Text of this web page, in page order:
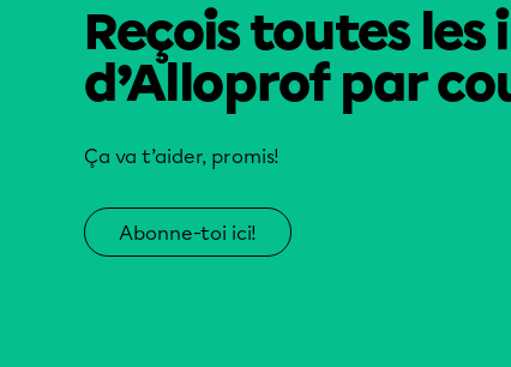
Reçois toutes les
d’Alloprof par
Ça va t’aider, promis!
Abonne-toi ici!